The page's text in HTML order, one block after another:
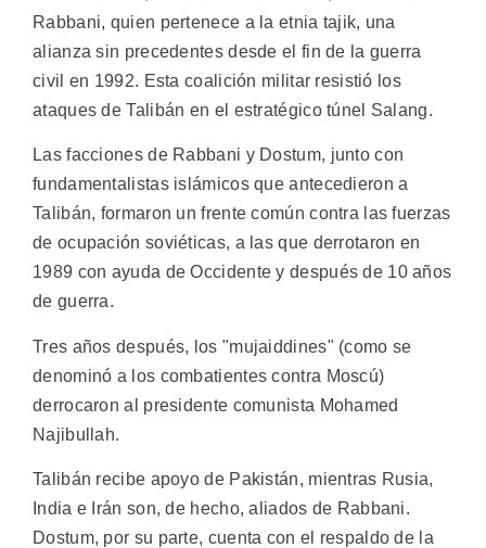
Rabbani, quien pertenece a la etnia tajik, una
alianza sin precedentes desde el fin de la guerra
civil en 1992. Esta coalición militar resistió los
ataques de Talibán en el estratégico túnel Salang.
Las facciones de Rabbani y Dostum, junto con
fundamentalistas islámicos que antecedieron a
Talibán, formaron un frente común contra las fuerzas
de ocupación soviéticas, a las que derrotaron en
1989 con ayuda de Occidente y después de 10 años
de guerra.
Tres años después, los "mujaiddines" (como se
denominó a los combatientes contra Moscú)
derrocaron al presidente comunista Mohamed
Najibullah.
Talibán recibe apoyo de Pakistán, mientras Rusia,
India e Irán son, de hecho, aliados de Rabbani.
Dostum, por su parte, cuenta con el respaldo de la